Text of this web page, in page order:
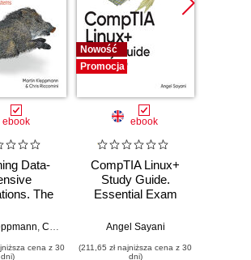
Security
Inequalities
zoT1wy1njA0=!
Masher
SecretWriting
Ciphers
Ciphers
Keys
Key Agreement Protocols
ebook
Data-
The
Scalable,
2nd
Chris Riccomini
cena z 30
dni)
Nowość
Promocja
ebook
CompTIA Linux+
Study Guide.
Essential Exam
Angel Sayani
(211,65 zł najniższa cena z 30
dni)